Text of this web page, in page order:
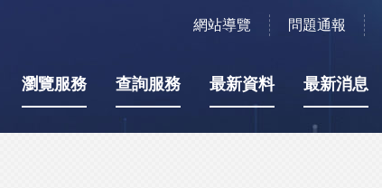
網站導覽 問題通報
瀏覽服務 查詢服務 最新資料 最新消息